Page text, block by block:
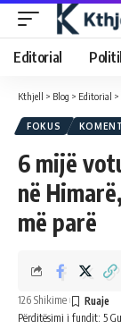
Editorial
Kthjell > Blog > Editorial >
FOKUS
6 mijë
në
më parë
Përditësimi i fundit: 5
126 Shikime